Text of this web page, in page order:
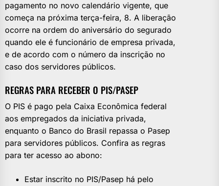
pagamento no novo calendário vigente, que
começa na próxima terça-feira, 8. A liberação
ocorre na ordem do aniversário do segurado
quando ele é funcionário de empresa privada,
e de acordo com o número da inscrição no
caso dos servidores públicos.
REGRAS PARA RECEBER O PIS/PASEP
O PIS é pago pela Caixa Econômica federal
aos empregados da iniciativa privada,
enquanto o Banco do Brasil repassa o Pasep
para servidores públicos. Confira as regras
para ter acesso ao abono:
Estar inscrito no PIS/Pasep há pelo